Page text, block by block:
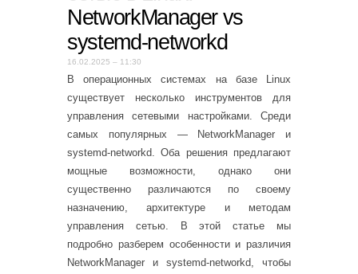
NetworkManager vs
systemd-networkd
16.02.2025 – 11:30
В операционных системах на базе Linux
существует несколько инструментов для
управления сетевыми настройками. Среди
самых популярных — NetworkManager и
systemd-networkd. Оба решения предлагают
мощные возможности, однако они
существенно различаются по своему
назначению, архитектуре и методам
управления сетью. В этой статье мы
подробно разберем особенности и различия
NetworkManager и systemd-networkd, чтобы